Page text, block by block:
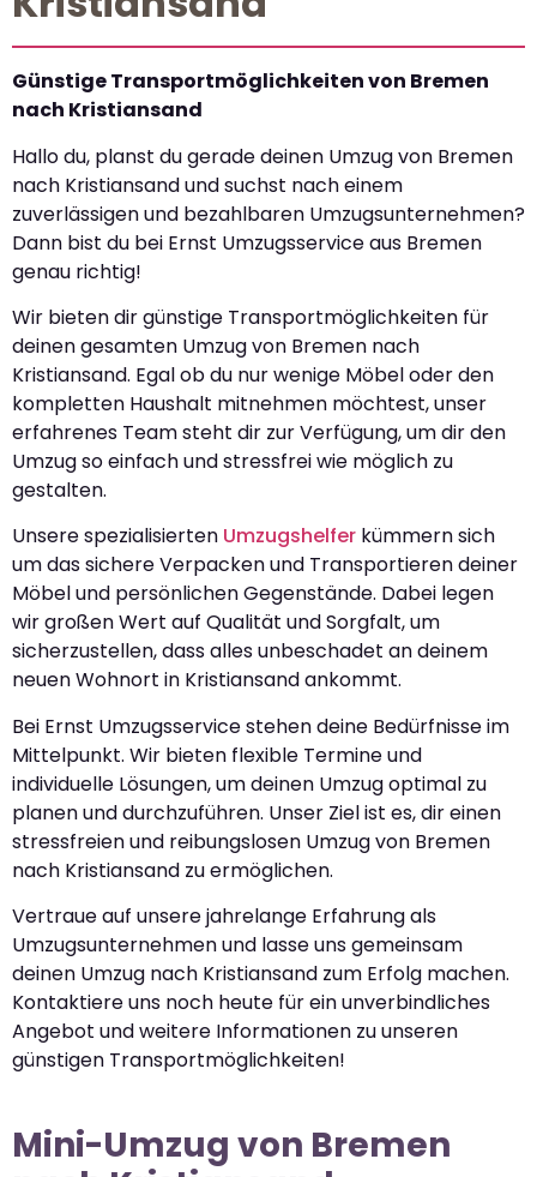
Günstige Transportmöglichkeiten von Bremen
nach Kristiansand
Hallo du, planst du gerade deinen Umzug von Bremen
nach Kristiansand und suchst nach einem
zuverlässigen und bezahlbaren Umzugsunternehmen?
Dann bist du bei Ernst Umzugsservice aus Bremen
genau richtig!
Wir bieten dir günstige Transportmöglichkeiten für
deinen gesamten Umzug von Bremen nach
Kristiansand. Egal ob du nur wenige Möbel oder den
kompletten Haushalt mitnehmen möchtest, unser
erfahrenes Team steht dir zur Verfügung, um dir den
Umzug so einfach und stressfrei wie möglich zu
gestalten.
Unsere spezialisierten Umzugshelfer kümmern sich
um das sichere Verpacken und Transportieren deiner
Möbel und persönlichen Gegenstände. Dabei legen
wir großen Wert auf Qualität und Sorgfalt, um
sicherzustellen, dass alles unbeschadet an deinem
neuen Wohnort in Kristiansand ankommt.
Bei Ernst Umzugsservice stehen deine Bedürfnisse im
Mittelpunkt. Wir bieten flexible Termine und
individuelle Lösungen, um deinen Umzug optimal zu
planen und durchzuführen. Unser Ziel ist es, dir einen
stressfreien und reibungslosen Umzug von Bremen
nach Kristiansand zu ermöglichen.
Vertraue auf unsere jahrelange Erfahrung als
Umzugsunternehmen und lasse uns gemeinsam
deinen Umzug nach Kristiansand zum Erfolg machen.
Kontaktiere uns noch heute für ein unverbindliches
Angebot und weitere Informationen zu unseren
günstigen Transportmöglichkeiten!
Mini-Umzug von Bremen